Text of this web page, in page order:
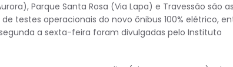
Parque Santa Rosa (Via Lapa) e Travessão são as
testes operacionais do novo ônibus 100% elétrico,
a sexta-feira foram divulgadas pelo Instituto